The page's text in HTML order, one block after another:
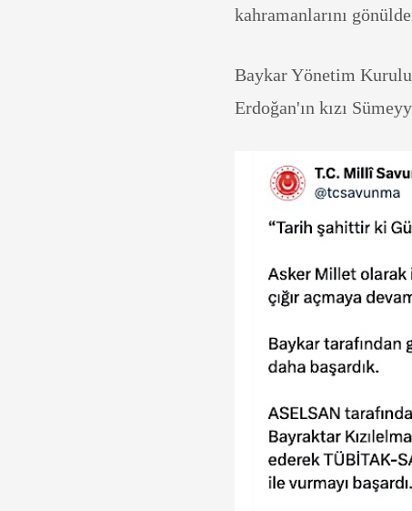
kahramanlarını
Baykar Yönetim Kurulu
Erdoğan'ın kızı